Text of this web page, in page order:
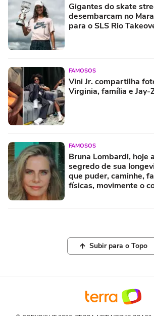
Gigantes do skate
desembarcam no
para o SLS Rio
FAMOSOS
Vini Jr. compartilha
Virginia, família e Jay-
FAMOSOS
Bruna Lombardi, hoje
segredo de sua
que puder, caminhe,
físicas, movimente o
Subir para o Topo